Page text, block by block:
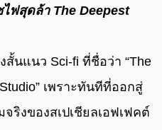
ฟสุดล้า The Deepest
นแนว Sci-fi ที่ชื่อว่า “The
เพราะทันทีที่ออกสู่
ริงของสเปเชียลเอฟเฟคต์